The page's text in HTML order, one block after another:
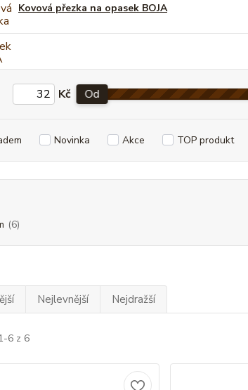
Kovová přezka na opasek BOJA
Kč Od
Novinka Akce TOP produkt
(6)
Nejlevnější Nejdražší
6 z 6